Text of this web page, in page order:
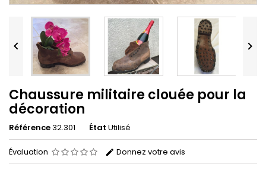
 
Chaussure militaire clouée pour la
décoration
Référence32.301 État Utilisé
Évaluation Donnez votre avis